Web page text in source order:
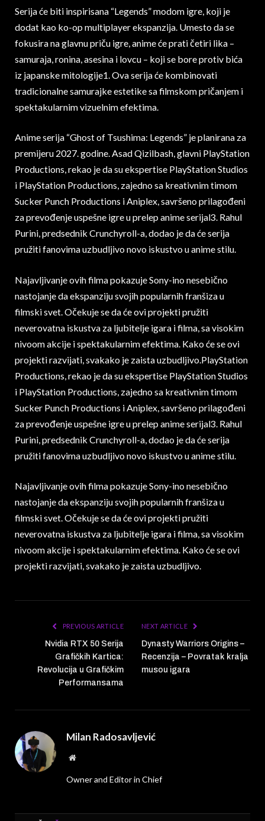
Serija će biti inspirisana “Legends” modom igre, koji je
dodat kao ko-op multiplayer ekspanzija. Umesto da se
fokusira na glavnu priču igre, anime će prati četiri lika –
samuraja, ronina, asesina i lovcu – koji se bore protiv bića
iz japanske mitologije1. Ova serija će kombinovati
tradicionalne samurajke estetike sa filmskom pričanjem i
spektakularnim vizuelnim efektima.
Anime serija “Ghost of Tsushima: Legends” je planirana za
premijeru 2027. godine. Asad Qizilbash, glavni PlayStation
Productions, rekao je da su ekspertise PlayStation Studios
i PlayStation Productions, zajedno sa kreativnim timom
Sucker Punch Productions i Aniplex, savršeno prilagođeni
za prevođenje uspešne igre u prelep anime serijal3. Rahul
Purini, predsednik Crunchyroll-a, dodao je da će serija
pružiti fanovima uzbudljivo novo iskustvo u anime stilu.
Najavljivanje ovih filma pokazuje Sony-ino nesebično
nastojanje da ekspanziju svojih popularnih franšiza u
filmski svet. Očekuje se da će ovi projekti pružiti
neverovatna iskustva za ljubitelje igara i filma, sa visokim
nivoom akcije i spektakularnim efektima. Kako će se ovi
projekti razvijati, svakako je zaista uzbudljivo.PlayStation
Productions, rekao je da su ekspertise PlayStation Studios
i PlayStation Productions, zajedno sa kreativnim timom
Sucker Punch Productions i Aniplex, savršeno prilagođeni
za prevođenje uspešne igre u prelep anime serijal3. Rahul
Purini, predsednik Crunchyroll-a, dodao je da će serija
pružiti fanovima uzbudljivo novo iskustvo u anime stilu.
Najavljivanje ovih filma pokazuje Sony-ino nesebično
nastojanje da ekspanziju svojih popularnih franšiza u
filmski svet. Očekuje se da će ovi projekti pružiti
neverovatna iskustva za ljubitelje igara i filma, sa visokim
nivoom akcije i spektakularnim efektima. Kako će se ovi
projekti razvijati, svakako je zaista uzbudljivo.
PREVIOUS ARTICLE
Nvidia RTX 50 Serija
Grafičkih Kartica:
Revolucija u Grafičkim
Performansama
NEXT ARTICLE
Dynasty Warriors Origins –
Recenzija – Povratak kralja
musou igara
Milan Radosavljević
Website
Owner and Editor in Chief